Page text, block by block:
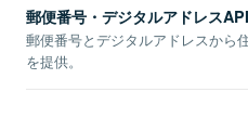
郵便番号・デジタルアドレスAPI
郵便番号とデジタルアドレスから
を提供。